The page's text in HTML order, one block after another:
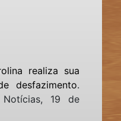
realiza sua
desfazimento.
19 de